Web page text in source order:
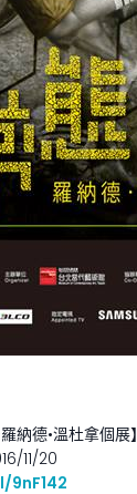
納德•溫杜拿個展】
11/20